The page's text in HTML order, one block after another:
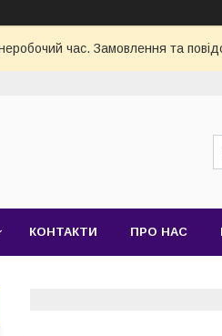
час. Замовлення та
КОНТАКТИ ПРО НАС